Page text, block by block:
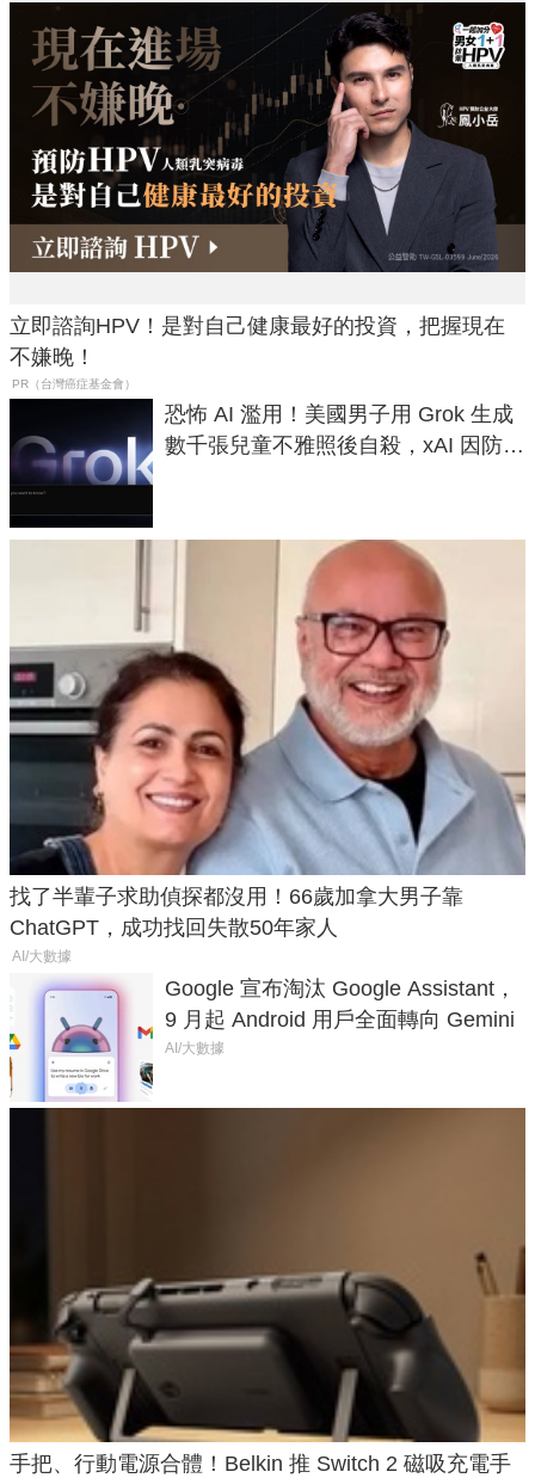
立即諮詢HPV！是對自己健康最好的投資，把握現在
不嫌晚！
PR（台灣癌症基金會）
恐怖 AI 濫用！美國男子用 Grok 生成
數千張兒童不雅照後自殺，xAI 因防護
找了半輩子求助偵探都沒用！66歲加拿大男子靠
ChatGPT，成功找回失散50年家人
AI/大數據
Google 宣布淘汰 Google Assistant，
9 月起 Android 用戶全面轉向 Gemini
AI/大數據
手把、行動電源合體！Belkin 推 Switch 2 磁吸充電手